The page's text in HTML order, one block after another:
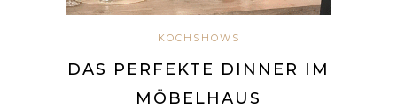
KOCHSHOWS
DAS PERFEKTE DINNER IM
MÖBELHAUS